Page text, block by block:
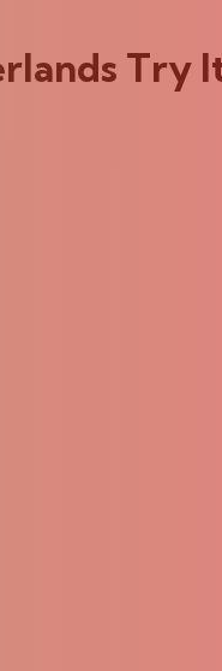
Try